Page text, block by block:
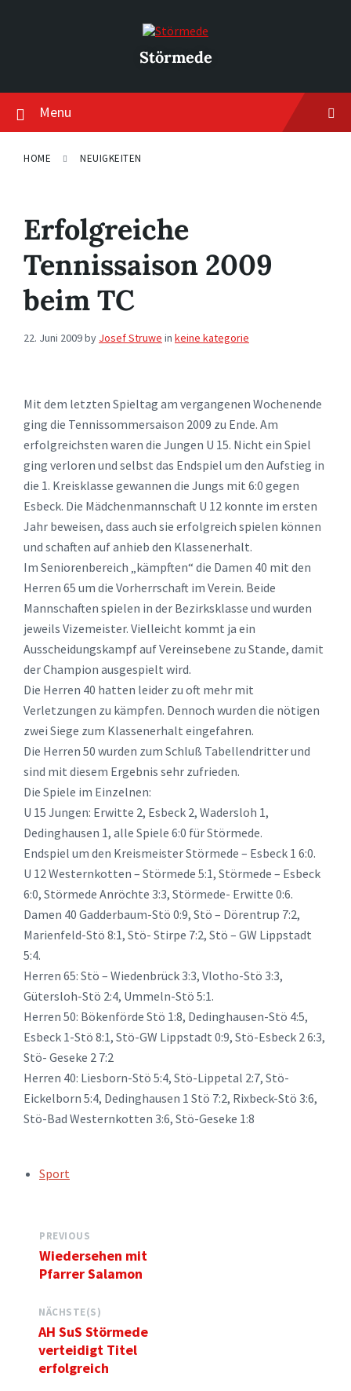
Störmede
Menu
HOME NEUIGKEITEN
Erfolgreiche
Tennissaison 2009
beim TC
22. Juni 2009by Josef Struwe in keine kategorie
Mit dem letzten Spieltag am vergangenen Wochenende
ging die Tennissommersaison 2009 zu Ende. Am
erfolgreichsten waren die Jungen U 15. Nicht ein Spiel
ging verloren und selbst das Endspiel um den Aufstieg in
die 1. Kreisklasse gewannen die Jungs mit 6:0 gegen
Esbeck. Die Mädchenmannschaft U 12 konnte im ersten
Jahr beweisen, dass auch sie erfolgreich spielen können
und schaften auf anhieb den Klassenerhalt.
Im Seniorenbereich „kämpften“ die Damen 40 mit den
Herren 65 um die Vorherrschaft im Verein. Beide
Mannschaften spielen in der Bezirksklasse und wurden
jeweils Vizemeister. Vielleicht kommt ja ein
Ausscheidungskampf auf Vereinsebene zu Stande, damit
der Champion ausgespielt wird.
Die Herren 40 hatten leider zu oft mehr mit
Verletzungen zu kämpfen. Dennoch wurden die nötigen
zwei Siege zum Klassenerhalt eingefahren.
Die Herren 50 wurden zum Schluß Tabellendritter und
sind mit diesem Ergebnis sehr zufrieden.
Die Spiele im Einzelnen:
U 15 Jungen: Erwitte 2, Esbeck 2, Wadersloh 1,
Dedinghausen 1, alle Spiele 6:0 für Störmede.
Endspiel um den Kreismeister Störmede – Esbeck 1 6:0.
U 12 Westernkotten – Störmede 5:1, Störmede – Esbeck
6:0, Störmede Anröchte 3:3, Störmede- Erwitte 0:6.
Damen 40 Gadderbaum-Stö 0:9, Stö – Dörentrup 7:2,
Marienfeld-Stö 8:1, Stö- Stirpe 7:2, Stö – GW Lippstadt
5:4.
Herren 65: Stö – Wiedenbrück 3:3, Vlotho-Stö 3:3,
Gütersloh-Stö 2:4, Ummeln-Stö 5:1.
Herren 50: Bökenförde Stö 1:8, Dedinghausen-Stö 4:5,
Esbeck 1-Stö 8:1, Stö-GW Lippstadt 0:9, Stö-Esbeck 2 6:3,
Stö- Geseke 2 7:2
Herren 40: Liesborn-Stö 5:4, Stö-Lippetal 2:7, Stö-
Eickelborn 5:4, Dedinghausen 1 Stö 7:2, Rixbeck-Stö 3:6,
Stö-Bad Westernkotten 3:6, Stö-Geseke 1:8
TAGS:Sport
PREVIOUS
Wiedersehen mit
Pfarrer Salamon
NÄCHSTE(S)
AH SuS Störmede
verteidigt Titel
erfolgreich